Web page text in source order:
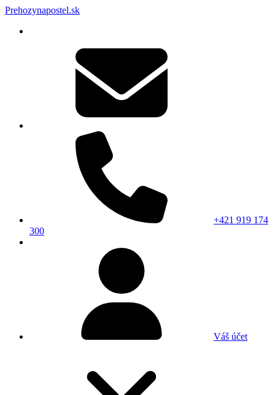
Prehozynapostel.sk
+421 919 174
300
Váš účet